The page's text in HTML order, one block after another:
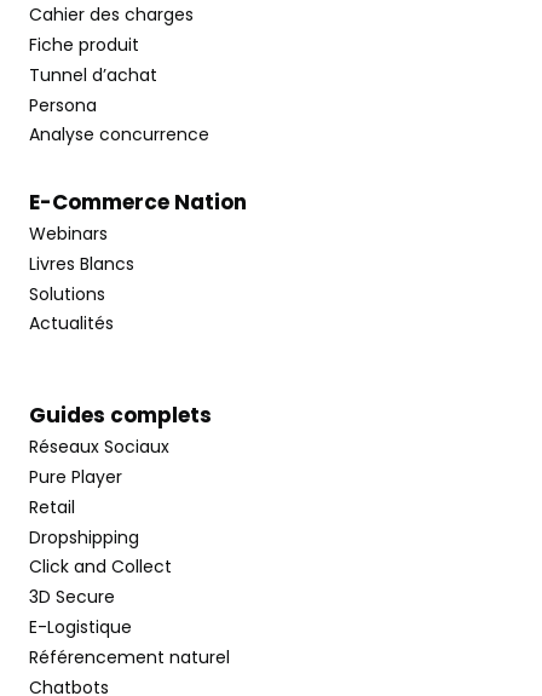
Cahier des charges
Fiche produit
Tunnel d’achat
Persona
Analyse concurrence
E-Commerce Nation
Webinars
Livres Blancs
Solutions
Actualités
Guides complets
Réseaux Sociaux
Pure Player
Retail
Dropshipping
Click and Collect
3D Secure
E-Logistique
Référencement naturel
Chatbots